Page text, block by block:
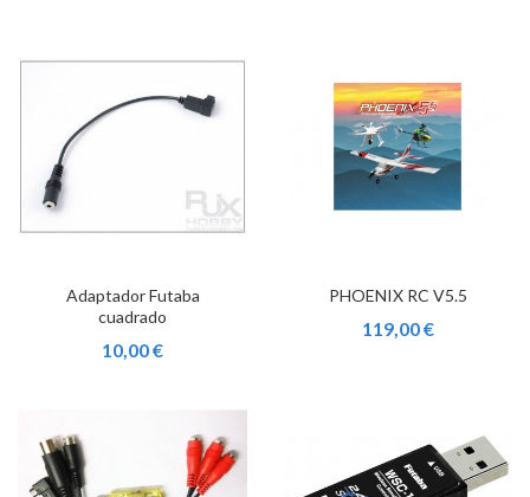
Adaptador Futaba
cuadrado
10,00 €
PHOENIX RC V5.5
119,00 €